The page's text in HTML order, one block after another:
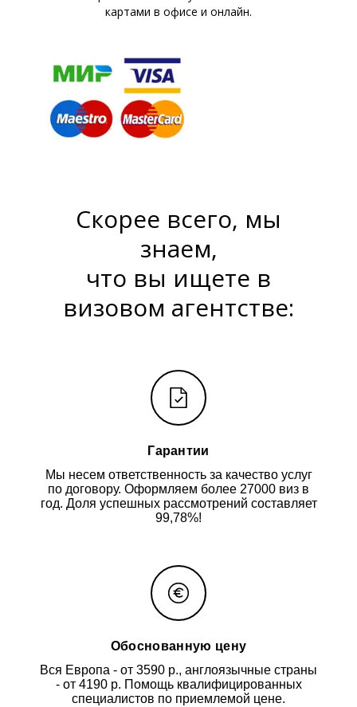
картами в офисе и онлайн.
Скорее всего, мы
знаем,
что вы ищете в
визовом агентстве:
Гарантии
Мы несем ответственность за качество услуг
по договору. Оформляем более 27000 виз в
год. Доля успешных рассмотрений составляет
99,78%!
Обоснованную цену
Вся Европа - от 3590 р., англоязычные страны
- от 4190 р. Помощь квалифицированных
специалистов по приемлемой цене.